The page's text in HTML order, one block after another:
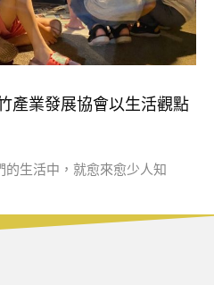
產業發展協會以生活觀點
生活中，就愈來愈少人知